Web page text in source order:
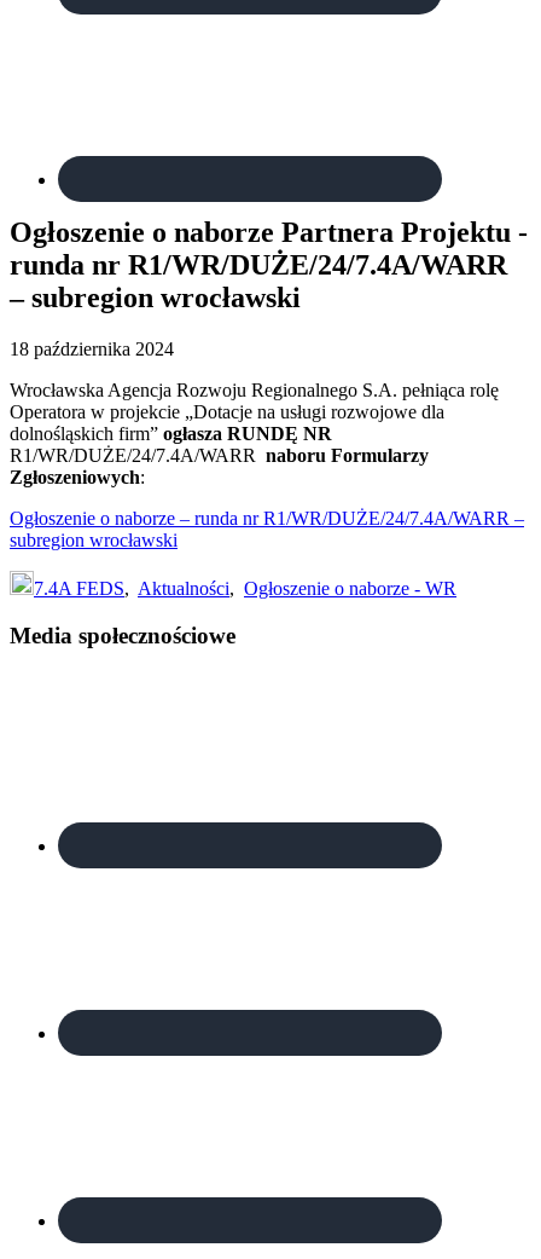
Ogłoszenie o naborze Partnera Projektu -
runda nr R1/WR/DUŻE/24/7.4A/WARR
– subregion wrocławski
18 października 2024
Wrocławska Agencja Rozwoju Regionalnego S.A. pełniąca rolę
Operatora w projekcie „Dotacje na usługi rozwojowe dla
dolnośląskich firm” ogłasza RUNDĘ NR
R1/WR/DUŻE/24/7.4A/WARR naboru Formularzy
Zgłoszeniowych:
Ogłoszenie o naborze – runda nr R1/WR/DUŻE/24/7.4A/WARR –
subregion wrocławski
7.4A FEDS, Aktualności, Ogłoszenie o naborze - WR
Footer
Media społecznościowe